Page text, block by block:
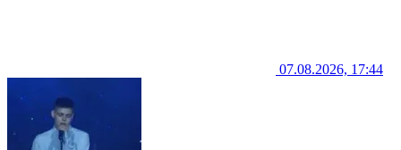
07.08.2026, 17:44